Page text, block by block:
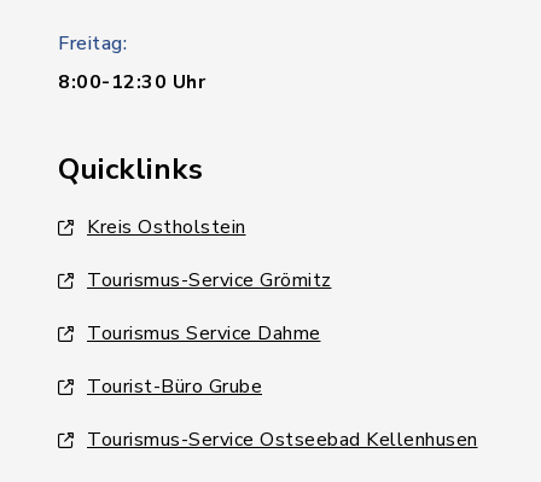
Freitag:
8:00-12:30 Uhr
Quicklinks
Kreis Ostholstein
Tourismus-Service Grömitz
Tourismus Service Dahme
Tourist-Büro Grube
Tourismus-Service Ostseebad Kellenhusen